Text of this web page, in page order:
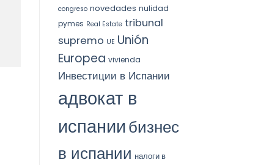
congreso novedades nulidad
pymes Real Estate tribunal
supremo UE Unión
Europea vivienda
Инвестиции в Испании
адвокат в
испаниибизнес
в испании налоги в